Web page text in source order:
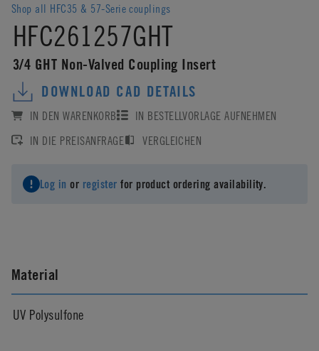
Shop all HFC35 & 57-Serie couplings
HFC261257GHT
3/4 GHT Non-Valved Coupling Insert
DOWNLOAD CAD DETAILS
IN DEN WARENKORB
IN BESTELLVORLAGE AUFNEHMEN
IN DIE PREISANFRAGE
VERGLEICHEN
Log in or register for product ordering availability.
Material
UV Polysulfone